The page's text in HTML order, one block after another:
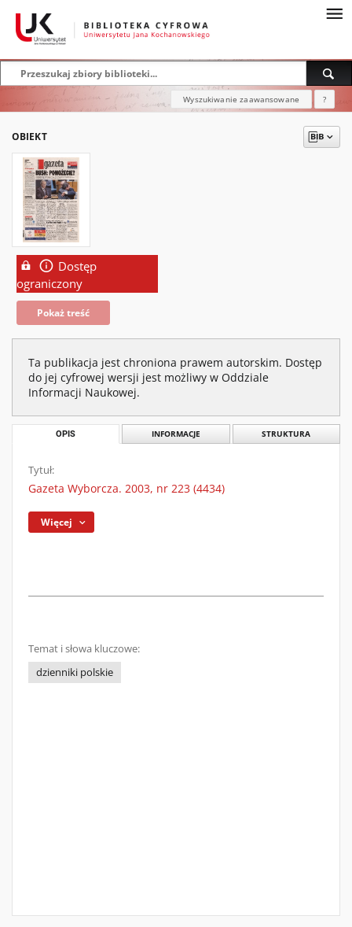
Wyszukiwanie zaawansowane ?
OBIEKT
Dostęp
ograniczony
Pokaż treść
Ta publikacja jest chroniona prawem autorskim. Dostęp
do jej cyfrowej wersji jest możliwy w Oddziale
Informacji Naukowej.
OPIS INFORMACJE STRUKTURA
Tytuł:
Gazeta Wyborcza. 2003, nr 223 (4434)
Więcej
Temat i słowa kluczowe:
dzienniki polskie